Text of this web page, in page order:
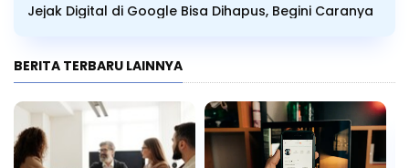
Jejak Digital di Google Bisa Dihapus, Begini Caranya
BERITA TERBARU LAINNYA